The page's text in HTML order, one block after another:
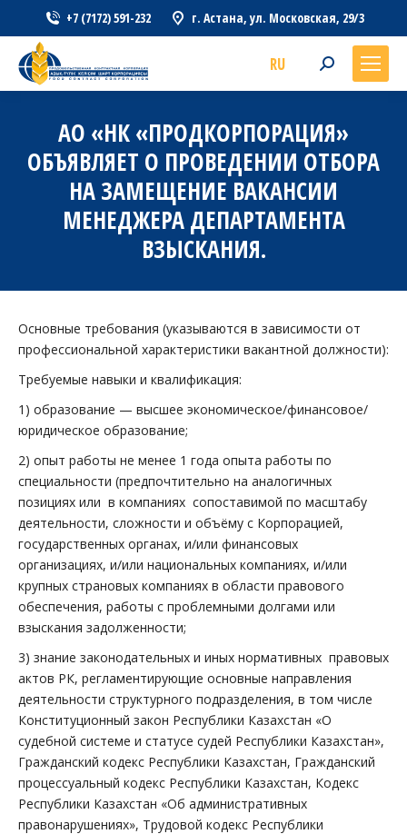
+7 (7172) 591-232 г. Астана, ул. Московская, 29/3
RU Search:
АО «НК «ПРОДКОРПОРАЦИЯ»
ОБЪЯВЛЯЕТ О ПРОВЕДЕНИИ ОТБОРА
НА ЗАМЕЩЕНИЕ ВАКАНСИИ
МЕНЕДЖЕРА ДЕПАРТАМЕНТА
ВЗЫСКАНИЯ.
Основные требования (указываются в зависимости от
профессиональной характеристики вакантной должности):
Требуемые навыки и квалификация:
1) образование — высшее экономическое/финансовое/
юридическое образование;
2) опыт работы не менее 1 года опыта работы по
специальности (предпочтительно на аналогичных
позициях или в компаниях сопоставимой по масштабу
деятельности, сложности и объёму с Корпорацией,
государственных органах, и/или финансовых
организациях, и/или национальных компаниях, и/или
крупных страновых компаниях в области правового
обеспечения, работы с проблемными долгами или
взыскания задолженности;
3) знание законодательных и иных нормативных правовых
актов РК, регламентирующие основные направления
деятельности структурного подразделения, в том числе
Конституционный закон Республики Казахстан «О
судебной системе и статусе судей Республики Казахстан»,
Гражданский кодекс Республики Казахстан, Гражданский
процессуальный кодекс Республики Казахстан, Кодекс
Республики Казахстан «Об административных
правонарушениях», Трудовой кодекс Республики